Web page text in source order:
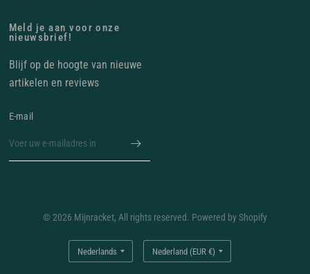
Meld je aan voor onze
nieuwsbrief!
Blijf op de hoogte van nieuwe
artikelen en reviews
E‑mail
© 2026 Mijnracket, All rights reserved. Powered by Shopify
Land/regio
bijwerken
Land/regio
bijwerken